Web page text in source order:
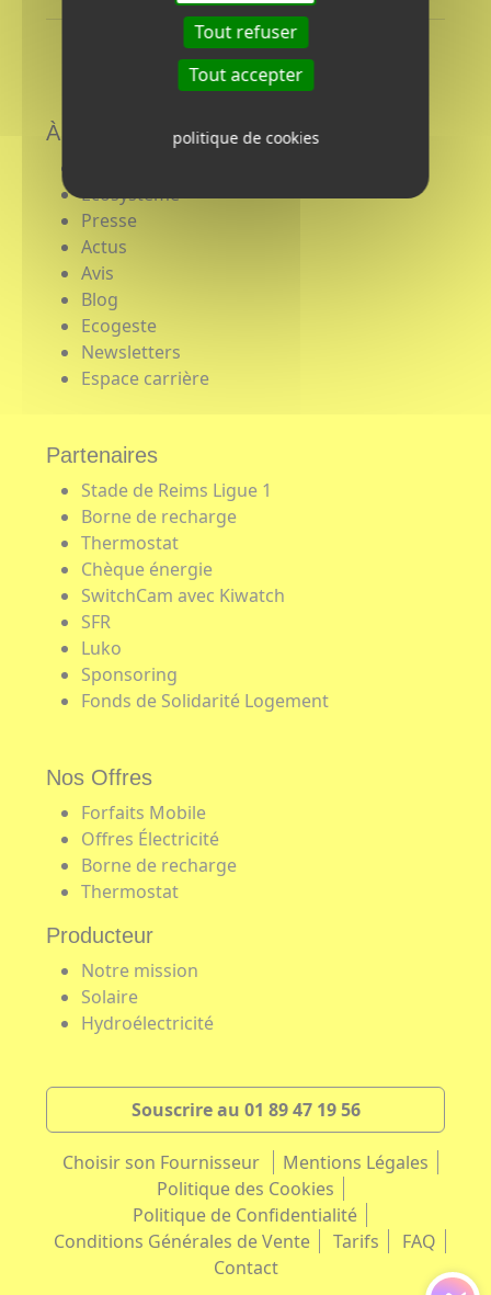
À Propos
Ecosystème
Presse
Actus
Avis
Blog
Ecogeste
Newsletters
Espace carrière
Partenaires
Stade de Reims Ligue 1
Borne de recharge
Thermostat
Chèque énergie
SwitchCam avec Kiwatch
SFR
Luko
Sponsoring
Fonds de Solidarité Logement
Nos Offres
Forfaits Mobile
Offres Électricité
Borne de recharge
Thermostat
Producteur
Notre mission
Solaire
Hydroélectricité
Souscrire au 01 89 47 19 56
Choisir son Fournisseur
Mentions Légales
Politique des Cookies
Politique de Confidentialité
Conditions Générales de Vente
Tarifs
FAQ
Contact
Tout refuser
Tout accepter
politique de cookies